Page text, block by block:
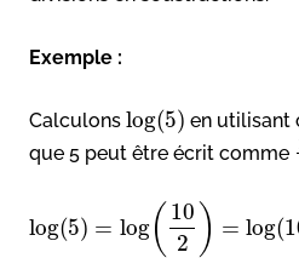
Exemple :
Calculons log(5) en utilisant
que 5 peut être écrit comme
log(5) = log( 10
2 ) = log(